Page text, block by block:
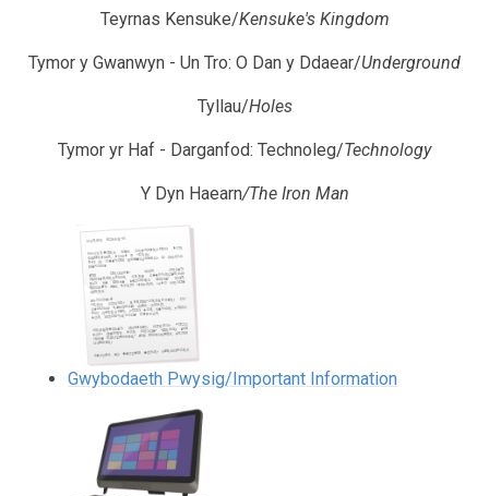
Teyrnas Kensuke/Kensuke's Kingdom
Tymor y Gwanwyn - Un Tro: O Dan y Ddaear/Underground
Tyllau/Holes
Tymor yr Haf - Darganfod: Technoleg/Technology
Y Dyn Haearn/The Iron Man
Gwybodaeth Pwysig/Important Information